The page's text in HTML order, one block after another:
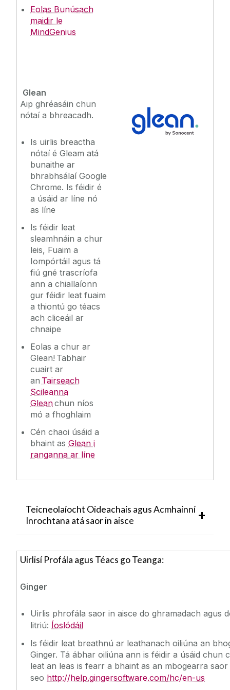
Eolas Bunúsach
maidir le
MindGenius
Glean
Aip ghréasáin chun
nótaí a bhreacadh.
Is uirlis breactha
nótaí é Gleam atá
bunaithe ar
bhrabhsálaí Google
Chrome. Is féidir é
a úsáid ar líne nó
as líne
Is féidir leat
sleamhnáin a chur
leis, Fuaim a
Iompórtáil agus tá
fiú gné trascríofa
ann a chiallaíonn
gur féidir leat fuaim
a thiontú go téacs
ach cliceáil ar
chnaipe
Eolas a chur ar
Glean! Tabhair
cuairt ar
an Tairseach
Scileanna
Gleanchun níos
mó a fhoghlaim
Cén chaoi úsáid a
bhaint asGlean i
ranganna ar líne
Teicneolaíocht Oideachais agus Acmhainní
Inrochtana atá saor in aisce
Uirlisí Profála agus Téacs go Teanga:
Ginger
Uirlis phrofála saor in aisce do ghramadach agus
litriú: Íoslódáil
Is féidir leat breathnú ar leathanach oiliúna an
Ginger. Tá ábhar oiliúna ann is féidir a úsáid chun
leat an leas is fearr a bhaint as an mbogearra saor
seo http://help.gingersoftware.com/hc/en-us